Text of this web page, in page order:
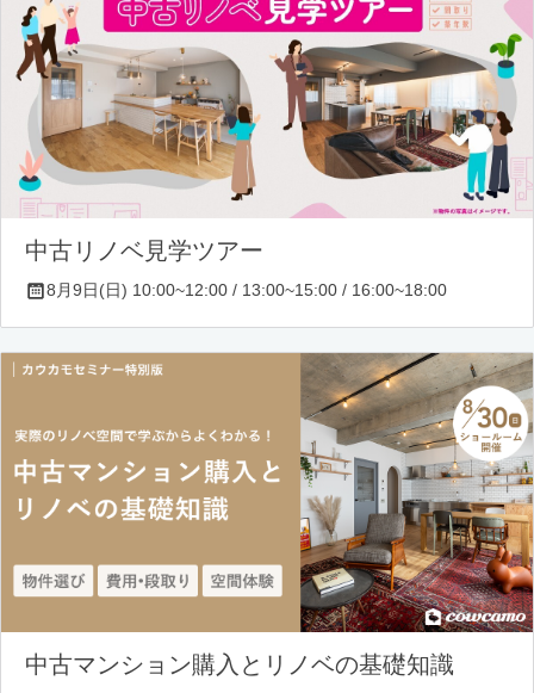
中古リノベ見学ツアー
8月9日(日) 10:00~12:00 / 13:00~15:00 / 16:00~18:00
中古マンション購入とリノベの基礎知識